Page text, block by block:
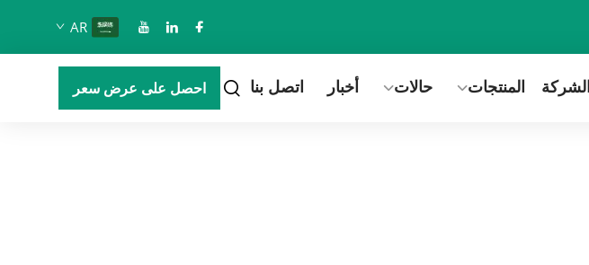
AR
المنتجات حالات أخبار اتصل بنا احصل على عرض سعر